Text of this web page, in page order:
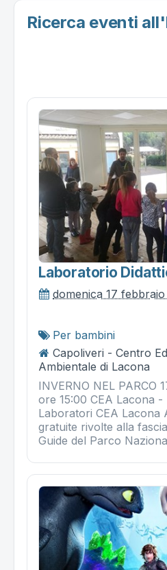
Ricerca eventi
Laboratorio
domenica 17 febbraio
Per bambini
Capoliveri - Centro
Ambientale di Lacona
INVERNO NEL PARCO
ore 15:00 CEA Lacona
Laboratori CEA Lacona
gratuite rivolte alla
Guide del Parco